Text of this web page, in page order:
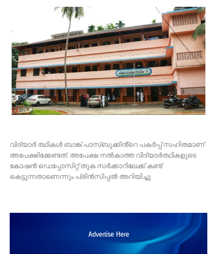
വിദ്യാർ ത്ഥികൾ ബാങ്ക് പാസ്ബുക്കിൻ്റെ പകർപ്പ് സഹിതമാണ്
അപേക്ഷിക്കേണ്ടത്. അപേക്ഷ നൽകാത്ത വിദ്യാർത്ഥികളുടെ
കോഷൻ ഡെപ്പോസിറ്റ് തുക സർക്കാറിലേക്ക് കണ്ട്
കെട്ടുന്നതാണെന്നും പ്രിൻസിപ്പൽ അറിയിച്ചു